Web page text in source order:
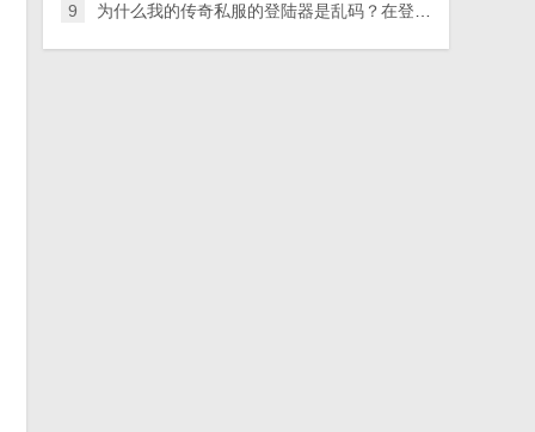
9 为什么我的传奇私服的登陆器是乱码？在登陆器 – 手机爱问